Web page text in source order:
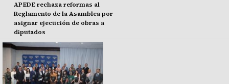
APEDE rechaza reformas al
Reglamento de la Asamblea por
asignar ejecución de obras a
diputados